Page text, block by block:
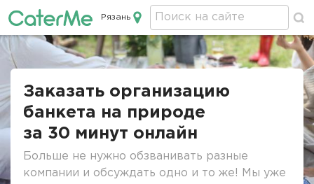
Кейтеринг в Рязани
Рязань
Строка
Заказать организацию
банкета на природе
за 30 минут онлайн
Больше не нужно обзванивать разные
компании и обсуждать одно и то же! Мы уже